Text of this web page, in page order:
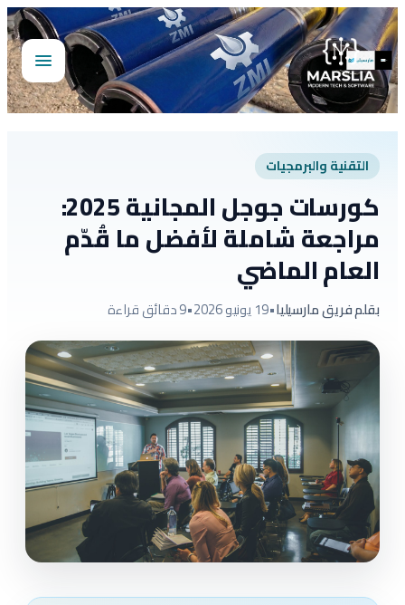
تخطى
إلى
المحتوى فتح
التقنية والبرمجيات
كورسات جوجل المجانية 2025:
مراجعة شاملة لأفضل ما قُدّم
العام الماضي
بقلم فريق مارسيليا•19 يونيو 2026 •9 دقائق قراءة